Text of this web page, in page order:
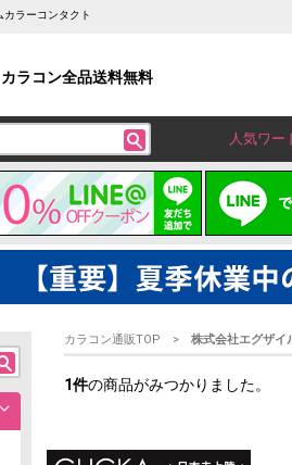
ラーコンタクト
カラコン全品送料無料
人気ワー
カラコン通販TOP 株式会社エグザイ
1件の商品がみつかりました。